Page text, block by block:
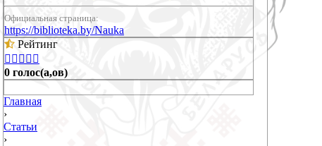
Официальная страница:
https://biblioteka.by/Nauka
Рейтинг
    
0 голос(а,ов)
Главная
›
Статьи
›